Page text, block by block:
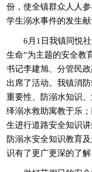
份，使全镇群众人人
学生溺水事件的发生献
6月1日我镇同悦
生命”为主题的安全教
书记李建旭、分管民
出席了活动。我镇消
重要性、防溺水知识
绎溺水救助寓教于乐
生进行道路安全知识
防溺水安全知识教育
识有了更广更深的了解